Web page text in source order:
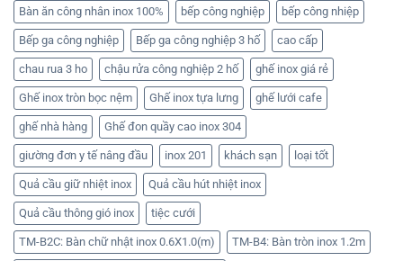
Bàn ăn công nhân inox 100% bếp công nghiệp bếp công nhiệp
Bếp ga công nghiệp Bếp ga công nghiệp 3 hố cao cấp
chau rua 3 ho chậu rửa công nghiệp 2 hố ghế inox giá rẻ
Ghế inox tròn bọc nệm Ghế inox tựa lưng ghế lưới cafe
ghế nhà hàng Ghế đon quầy cao inox 304
giường đơn y tế nâng đầu inox 201 khách sạn loại tốt
Quả cầu giữ nhiệt inox Quả cầu hút nhiệt inox
Quả cầu thông gió inox tiệc cưới
TM-B2C: Bàn chữ nhật inox 0.6X1.0(m) TM-B4: Bàn tròn inox 1.2m